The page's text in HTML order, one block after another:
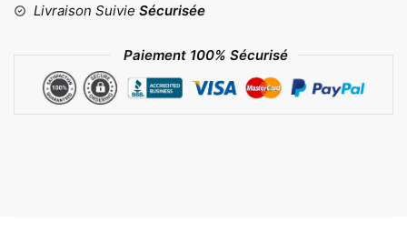
Livraison Suivie Sécurisée
Paiement 100% Sécurisé